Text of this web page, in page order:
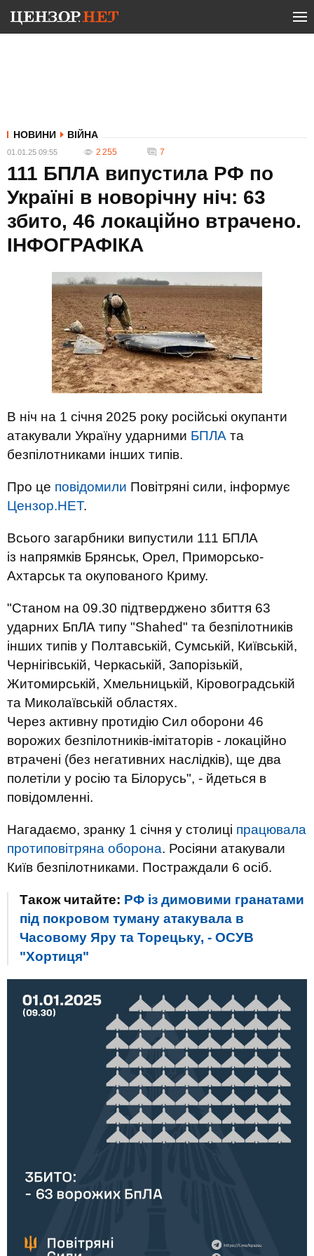
НОВИНИ ВІЙНА
01.01.25 09:55 2 255 7
111 БПЛА випустила РФ по
Україні в новорічну ніч: 63
збито, 46 локаційно втрачено.
ІНФОГРАФІКА
В ніч на 1 січня 2025 року російські окупанти
атакували Україну ударними БПЛА та
безпілотниками інших типів.
Про це повідомили Повітряні сили, інформує
Цензор.НЕТ.
Всього загарбники випустили 111 БПЛА
із напрямків Брянськ, Орел, Приморсько-
Ахтарськ та окупованого Криму.
"Станом на 09.30 підтверджено збиття 63
ударних БпЛА типу "Shahed" та безпілотників
інших типів у Полтавській, Сумській, Київській,
Чернігівській, Черкаській, Запорізькій,
Житомирській, Хмельницькій, Кіровоградській
та Миколаївській областях.
Через активну протидію Сил оборони 46
ворожих безпілотників-імітаторів - локаційно
втрачені (без негативних наслідків), ще два
полетіли у росію та Білорусь", - йдеться в
повідомленні.
Нагадаємо, зранку 1 січня у столиці працювала
протиповітряна оборона. Росіяни атакували
Київ безпілотниками. Постраждали 6 осіб.
Також читайте: РФ із димовими гранатами
під покровом туману атакувала в
Часовому Яру та Торецьку, - ОСУВ
"Хортиця"